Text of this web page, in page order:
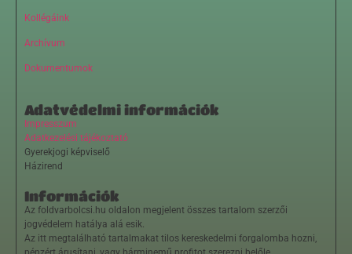
Kollégáink
Archívum
Dokumentumok
Adatvédelmi információk
Impresszum
Adatkezelési tájékoztató
Gyerekjogi képviselő
Házirend
Információk
Az foldvarbolcsi.hu oldalon megjelent összes tartalom szerzői
jogvédelem hatálya alá esik.
Az itt megtalálható tartalmakat tilos kereskedelmi forgalomba hozni,